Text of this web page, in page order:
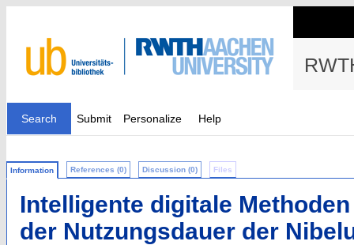
Search Submit Personalize Help
Information References (0) Discussion (0) Files
Intelligente digitale
der Nutzungsdauer der